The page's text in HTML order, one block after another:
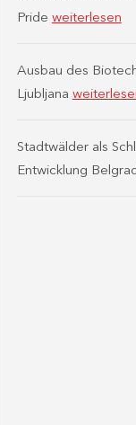
Pride weiterlesen
Ausbau des
Ljubljana
Stadtwälder als
Entwicklung